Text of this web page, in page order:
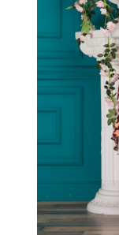
Rochii din dantela
Rochii din tafta
Rochii cu paiete
Rochii din tul
Rochii din catifea
Rochii din Barbie/